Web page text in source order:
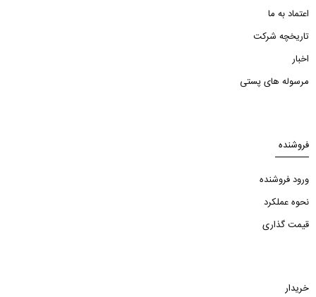
اعتماد به ما
تاریخچه شرکت
اخبار
مرسوله های پستی
فروشنده
ورود فروشنده
نحوه عملکرد
قیمت گذاری
خریدار